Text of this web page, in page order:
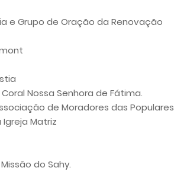
e Grupo de Oração da Renovação
Nossa Senhora de Fátima.
de Moradores das Populares
Matriz
do Sahy.